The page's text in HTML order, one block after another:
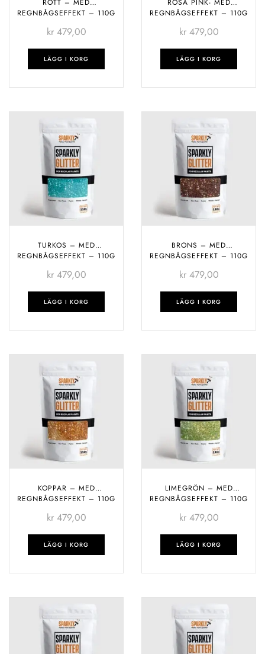
RÖTT – MED
REGNBÅGSEFFEKT – 110G
kr479,00
LÄGG I KORG
ROSA PINK- MED
REGNBÅGSEFFEKT – 110G
kr479,00
LÄGG I KORG
TURKOS – MED
REGNBÅGSEFFEKT – 110G
kr479,00
LÄGG I KORG
BRONS – MED
REGNBÅGSEFFEKT – 110G
kr479,00
LÄGG I KORG
KOPPAR – MED
REGNBÅGSEFFEKT – 110G
kr479,00
LÄGG I KORG
LIMEGRÖN – MED
REGNBÅGSEFFEKT – 110G
kr479,00
LÄGG I KORG